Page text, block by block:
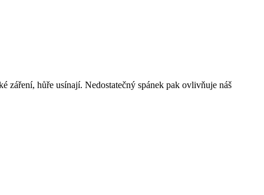
záření, hůře usínají. Nedostatečný spánek pak ovlivňuje náš